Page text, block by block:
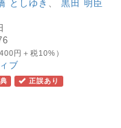
としゆき
黒田 明臣
円＋税10%）
ブ
正誤あり